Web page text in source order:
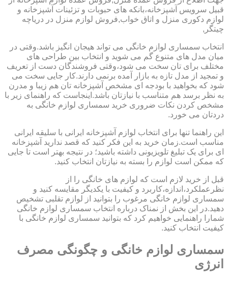
قبیل سرویس آشپزخانه،بانکه های حبوبات و تزئینات آشپزخانه و
لوازم دکوری منزل و اتاق خواب,فروش لوازم منزل در دریاچه
چیتگر,
انتخاب سمساری لوازم خانگی می تواند هیجان انگیز باشد.وقتی در
میان مدل های متنوع گم می شوید و انتخاب بین طراحی های
مختلف برای تان سخت می شود،وقتی فروشندگان دست از تعریف
و تمجید از مدل تازه به بازار آمده برنمی دارند.کار جایی سخت می
شود که بخواهید با بودجه ای مشخص آشپزخانه تان هم زیبا و مدرن
به نظر برسد هم متناسب با نیازتان باشد.اینجاست که راهنمای زیر با
مشخص کردن نکات ضروری خرید سمساری لوازم خانگی به
دردتان می خورد.
این راهنما تنها برای انتخاب لوازم آشپزخانه ایرانی با سلیقه ایرانی
مناسب است.زمان خرید به این فکر کنید که قصد ندارید آشپزخانه
ای برای یک تبلیغ تلویزیونی داشته باشید؛ در نتیجه بهتر است تا جایی
که ممکن است لوازم را بسته به نیازتان انتخاب کنید.
قبل از خرید لازم است که لوازم های خانگی را از
نظرعملکرد،اندازه،کاربرد و کیفیت با یکدیگر مقایسه کنید و
سمساری لوازم خانگی مرغوب را بتوانید از لوازم تقلبی تشخیص
دهید.در این بخش از نمناک درباره انتخاب سمساری لوازم خانگی
شمارا راهنمایی خواهیم کرد که بتوانید سمساری لوازم خانگی با
کیفیت انتخاب کنید.
سمساری لوازم خانگی و چگونگی مصرف
انرژی